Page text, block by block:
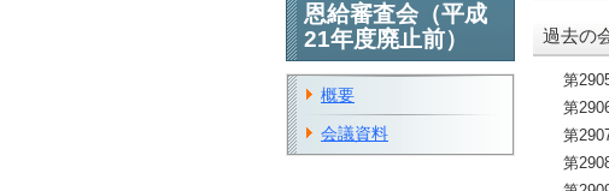
過去の
第
第
第
第
恩給審査会（平成
21年度廃止前）
概要
会議資料